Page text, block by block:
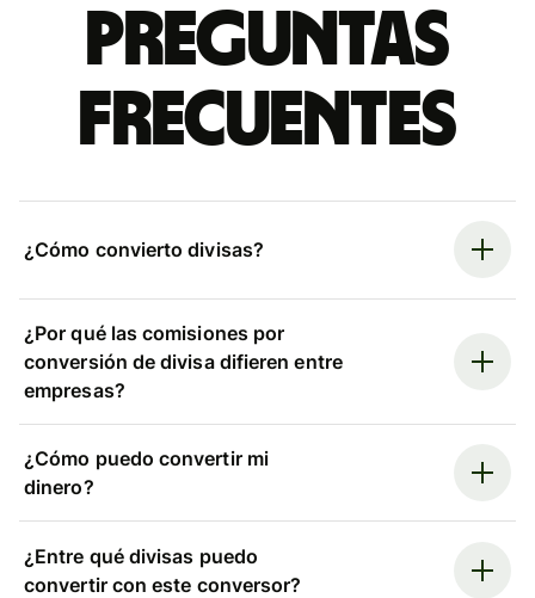
Preguntas
frecuentes
¿Cómo convierto divisas?
¿Por qué las comisiones por
conversión de divisa difieren entre
empresas?
¿Cómo puedo convertir mi
dinero?
¿Entre qué divisas puedo
convertir con este conversor?